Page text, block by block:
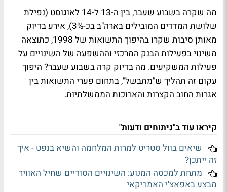
מה שקרה בשבוע שעבר, בין ה-13 ל-14 לאוגוסט (נפילת
שלושת המדדים המובילים בארה"ב בכ-3%), אירע בדיוק
מאותן סיבות שקרו בהיפוך התשואות של 1998, כתוצאה
משינוי בפעילות הבנק המרכזי וההשפעה של השינויים על
פעילות המשקיעים. מה בדיוק קרה בשבוע שעבר? היפוך
עקום זה תהליך ש"מתבשל", בתחום פערי התשואות בין
אגרות החוב הקצרות והארוכות הממשלתיות.
קיראו עוד ב"ניתוחים ודעות"
שיאים בוול סטריט למרות המלחמה והשיא בנפט - איך
זה ייתכן?
מתחת למכסה המנוע: השינויים הסודיים שחיל האוויר
מבצע באפאצ'י האמריקאי